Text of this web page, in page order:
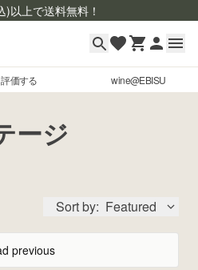
)以上で送料無料！
評価する wine@EBISU
ージ
Sort by: Featured
previous